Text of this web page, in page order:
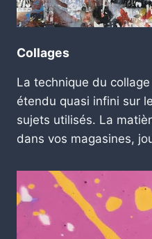
Collages
La technique du
étendu quasi infini sur
sujets utilisés. La
dans vos magasines,